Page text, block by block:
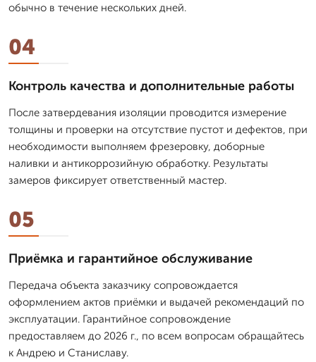
обычно в течение нескольких дней.
04
Контроль качества и дополнительные работы
После затвердевания изоляции проводится измерение
толщины и проверки на отсутствие пустот и дефектов, при
необходимости выполняем фрезеровку, доборные
наливки и антикоррозийную обработку. Результаты
замеров фиксирует ответственный мастер.
05
Приёмка и гарантийное обслуживание
Передача объекта заказчику сопровождается
оформлением актов приёмки и выдачей рекомендаций по
эксплуатации. Гарантийное сопровождение
предоставляем до 2026 г., по всем вопросам обращайтесь
к Андрею и Станиславу.